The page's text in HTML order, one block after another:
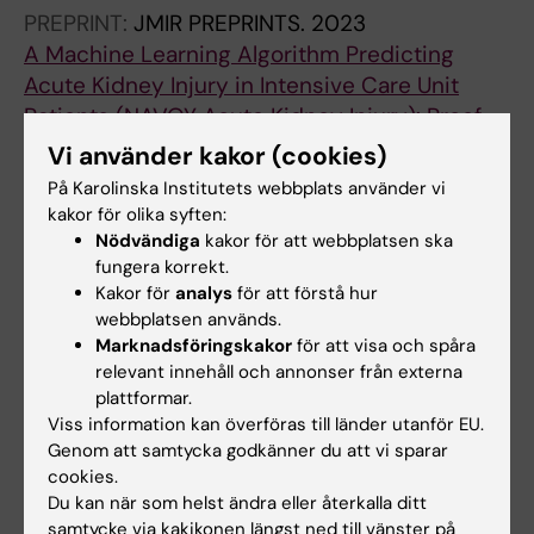
PREPRINT: JMIR PREPRINTS. 2023
A Machine Learning Algorithm Predicting
Acute Kidney Injury in Intensive Care Unit
Patients (NAVOY Acute Kidney Injury): Proof-
of-Concept Study (Preprint)
Persson I; Grünwald A; Morvan L; Becedas D;
Arlbrandt M
PREPRINT:TECHRXIV.
Multiple myeloma prognosis from PET
images:deep survival losses and contrastive
pre-training
Morvan L
DOCTORAL THESIS:2021
Prédiction de la progression du myélome
multiple par imagerie TEP : Adaptation des
Vi använder kakor (cookies)
På Karolinska Institutets webbplats använder vi
kakor för olika syften:
Nödvändiga kakor för att webbplatsen ska
fungera korrekt.
Kakor för analys för att förstå hur
webbplatsen används.
Marknadsföringskakor för att visa och spåra
relevant innehåll och annonser från externa
plattformar.
Viss information kan överföras till länder utanför EU.
Genom att samtycka godkänner du att vi sparar
cookies.
Du kan när som helst ändra eller återkalla ditt
samtycke via kakikonen längst ned till vänster på